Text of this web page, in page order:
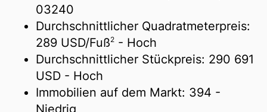
03240
Durchschnittlicher Quadratmeterpreis:
289 USD/Fuß2 - Hoch
Durchschnittlicher Stückpreis: 290 691
USD - Hoch
Immobilien auf dem Markt: 394 -
Niedrig